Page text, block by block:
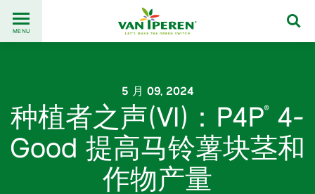
content
Back
to
MENU
5 月 09, 2024
种植者之声(VI)：P4P®4-
Good 提高马铃薯块茎和
作物产量